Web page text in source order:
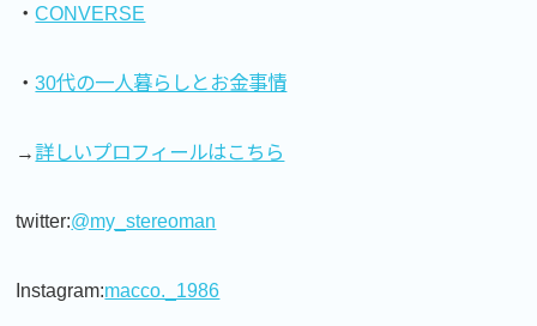
・CONVERSE
・30代の一人暮らしとお金事情
→詳しいプロフィールはこちら
twitter:@my_stereoman
Instagram:macco._1986